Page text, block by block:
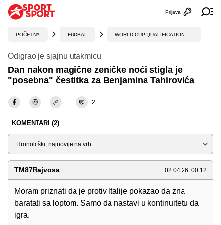
Otvori
Prijava
POČETNA FUDBAL
Odigrao je sjajnu utakmicu
Dan nakon magične zeničke noći stigla je
"posebna" čestitka za Benjamina Tahirovića
2
KOMENTARI (2)
Sortiraj
TM87Rajvosa 02.04.26. 00:12
Moram priznati da je protiv Italije pokazao da zna
baratati sa loptom. Samo da nastavi u kontinuitetu da
igra.